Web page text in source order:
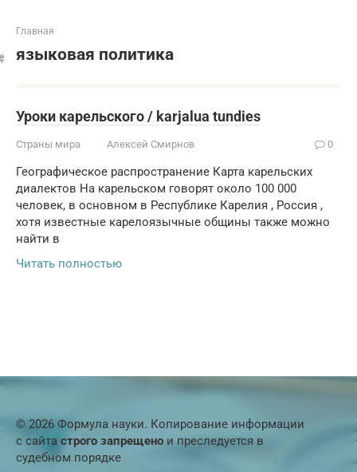
Главная
языковая политика
Уроки карельского / karjalua tundies
Страны мира Алексей Смирнов 0
Географическое распространение Карта карельских
диалектов На карельском говорят около 100 000
человек, в основном в Республике Карелия , Россия ,
хотя известные карелоязычные общины также можно
найти в
Читать полностью
© 2026 Формула науки. Копирование информации
с сайта строго запрещено и преследуется в
судебном порядке